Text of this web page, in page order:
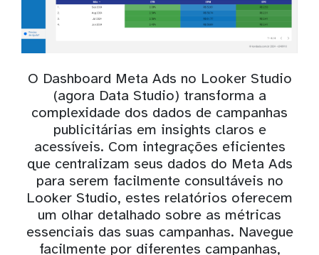
O Dashboard Meta Ads no Looker Studio
(agora Data Studio) transforma a
complexidade dos dados de campanhas
publicitárias em insights claros e
acessíveis. Com integrações eficientes
que centralizam seus dados do Meta Ads
para serem facilmente consultáveis no
Looker Studio, estes relatórios oferecem
um olhar detalhado sobre as métricas
essenciais das suas campanhas. Navegue
facilmente por diferentes campanhas,